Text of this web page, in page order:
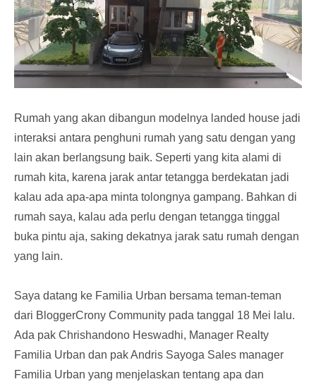
Rumah yang akan dibangun modelnya landed house jadi
interaksi antara penghuni rumah yang satu dengan yang
lain akan berlangsung baik. Seperti yang kita alami di
rumah kita, karena jarak antar tetangga berdekatan jadi
kalau ada apa-apa minta tolongnya gampang. Bahkan di
rumah saya, kalau ada perlu dengan tetangga tinggal
buka pintu aja, saking dekatnya jarak satu rumah dengan
yang lain.
Saya datang ke Familia Urban bersama teman-teman
dari BloggerCrony Community pada tanggal 18 Mei lalu.
Ada pak Chrishandono Heswadhi, Manager Realty
Familia Urban dan pak Andris Sayoga Sales manager
Familia Urban yang menjelaskan tentang apa dan